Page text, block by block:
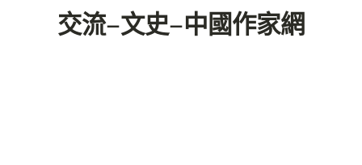
交流–文史–中國作家網